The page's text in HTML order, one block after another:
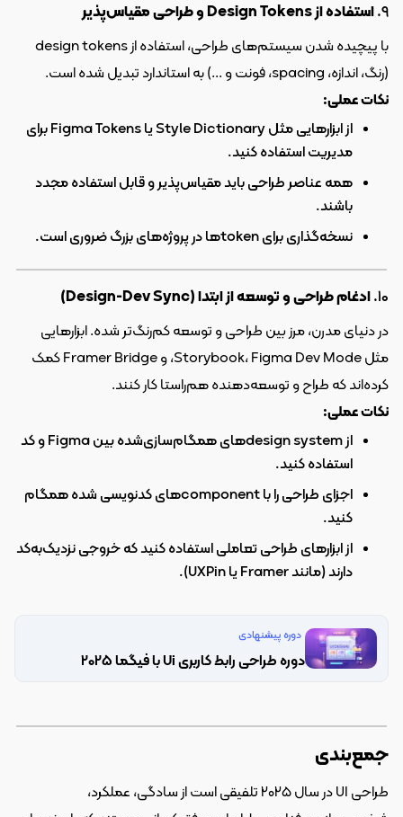
۹. استفاده از Design Tokens و طراحی مقیاس‌پذیر
(رنگ، اندازه، spacing، فونت و ...) به استاندارد تبدیل شده است.
نکات عملی:
مدیریت استفاده کنید.
باشند.
نسخه‌گذاری برای tokenها در پروژه‌های بزرگ ضروری است.
۱۰. ادغام طراحی و توسعه از ابتدا (Design-Dev Sync)
کرده‌اند که طراح و توسعه‌دهنده هم‌راستا کار کنند.
نکات عملی:
استفاده کنید.
کنید.
دارند (مانند Framer یا UXPin).
دوره پیشنهادی
دوره طراحی رابط کاربری Ui با فیگما 2025
جمع‌بندی